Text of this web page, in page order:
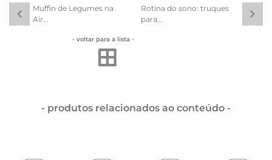
Muffin de Legumes na
Air...
Rotina do sono: truques
para...
- voltar para a lista -
- produtos relacionados ao conteúdo -